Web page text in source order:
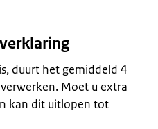
duurt het gemiddeld 4
Moet u extra
kan dit uitlopen tot